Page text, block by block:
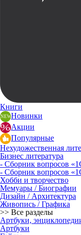
Книги
Новинки
Акции
Популярные
Нехудожественная
Бизнес литература
- Сборник вопросов
- Сборник вопросов
Хобби и творчество
Мемуары / Биографии
Дизайн / Архитектура
Живопись / Графика
>> Все разделы
Артбуки,
Артбуки